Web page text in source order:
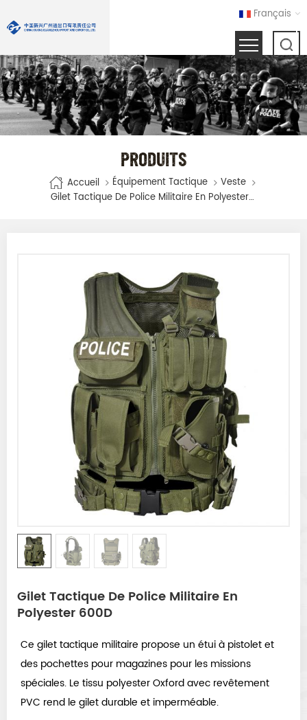
Français
PRODUITS
Accueil Équipement Tactique
Veste
Gilet Tactique De Police Militaire En Polyester 600D
Gilet Tactique De Police Militaire En
Polyester 600D
Ce gilet tactique militaire propose un étui à pistolet et
des pochettes pour magazines pour les missions
spéciales. Le tissu polyester Oxford avec revêtement
PVC rend le gilet durable et imperméable.